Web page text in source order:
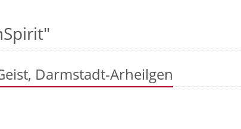
Darmstadt-Arheilgen